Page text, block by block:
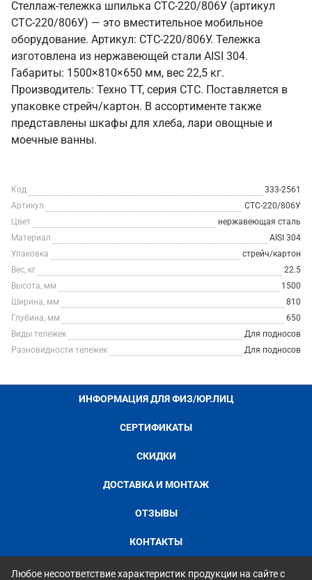
Стеллаж-тележка шпилька СТС-220/806У (артикул
СТС-220/806У) — это вместительное мобильное
оборудование. Артикул: СТС-220/806У. Тележка
изготовлена из нержавеющей стали AISI 304.
Габариты: 1500×810×650 мм, вес 22,5 кг.
Производитель: Техно ТТ, серия СТС. Поставляется в
упаковке стрейч/картон. В ассортименте также
представлены шкафы для хлеба, лари овощные и
моечные ванны.
Код
333-2561
Артикул
СТС-220/806У
Цвет
нержавеющая сталь
Материал
AISI 304
Упаковка
стрейч/картон
Вес, кг
22.5
Высота, мм
1500
Ширина, мм
810
Глубина, мм
650
Виды тележек
Для подносов
Разновидности тележек
Для подносов
ИНФОРМАЦИЯ ДЛЯ ФИЗ/ЮР.ЛИЦ
СЕРТИФИКАТЫ
СКИДКИ
ДОСТАВКА И МОНТАЖ
ОТЗЫВЫ
КОНТАКТЫ
Любое несоответствие характеристик продукции на сайте с